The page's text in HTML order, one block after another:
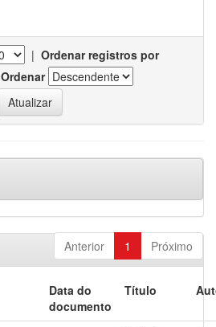
| Ordenar registros por
Ordenar
Anterior 1 Próximo
Data do
documento
Título